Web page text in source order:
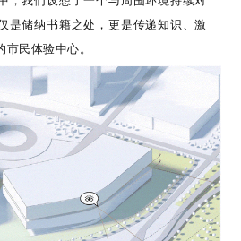
是储纳书籍之处，更是传递知识、激
民体验中心。